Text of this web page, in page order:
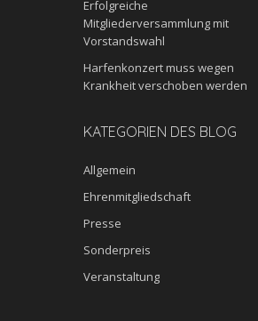
Erfolgreiche
Mitgliederversammlung mit
Vorstandswahl
Harfenkonzert muss wegen
Krankheit verschoben werden
KATEGORIEN DES BLOG
Allgemein
Ehrenmitgliedschaft
Presse
Sonderpreis
Veranstaltung